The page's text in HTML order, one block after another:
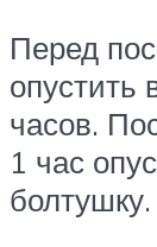
Перед
опустить
часов.
1 час
болтушку.